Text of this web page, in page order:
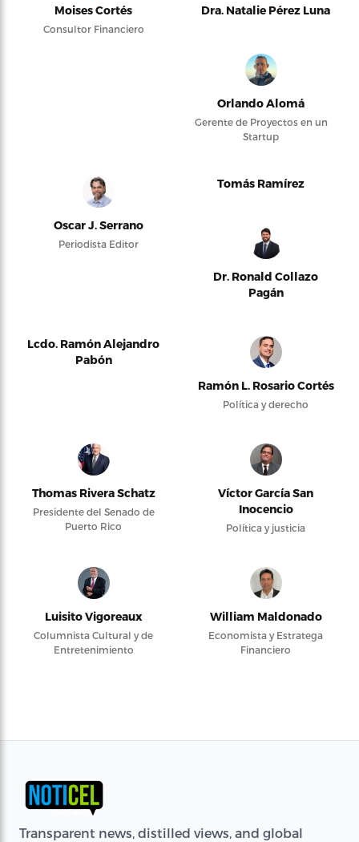
Moises Cortés
Consultor Financiero
Dra. Natalie Pérez Luna
Orlando Alomá
Gerente de Proyectos en un
Startup
Oscar J. Serrano
Periodista Editor
Tomás Ramírez
Dr. Ronald Collazo
Pagán
Lcdo. Ramón Alejandro
Pabón
Ramón L. Rosario Cortés
Política y derecho
Thomas Rivera Schatz
Presidente del Senado de
Puerto Rico
Víctor García San
Inocencio
Política y justicia
Luisito Vigoreaux
Columnista Cultural y de
Entretenimiento
William Maldonado
Economista y Estratega
Financiero
Transparent news, distilled views, and global